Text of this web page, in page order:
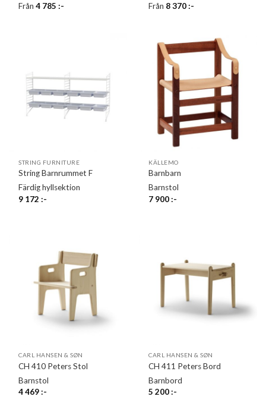
Från4 785:-
Från 8 370:-
STRING FURNITURE
String Barnrummet F
Färdig hyllsektion
9 172:-
KÄLLEMO
Barnbarn
Barnstol
7 900:-
CARL HANSEN & SØN
CH 410 Peters Stol
Barnstol
4 469:-
CARL HANSEN & SØN
CH 411 Peters Bord
Barnbord
5 200:-